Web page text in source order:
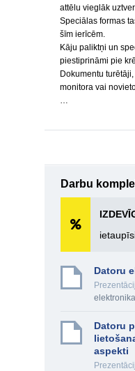
attēlu vieglāk
Speciālas formas
šīm ierīcēm.
Kāju paliktņi un
piestiprināmi pie
Dokumentu
monitora vai
…
Darbu
Datoru
Datoru
aspekti